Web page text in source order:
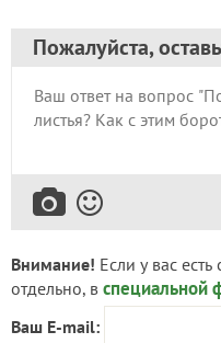
Пожалуйста,
Внимание! Если у вас
отдельно, в специальной
Ваш E-mail: